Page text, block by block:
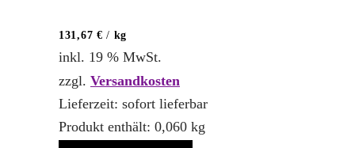
131,67 € / kg
inkl. 19 % MwSt.
zzgl. Versandkosten
Lieferzeit: sofort lieferbar
Produkt enthält: 0,060 kg